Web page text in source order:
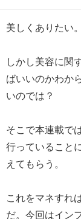
美しくありたい
しかし美容に関
ばいいのかわか
いのでは？
そこで本連載で
行っていること
えてもらう。
これをマネすれ
だ。今回はイン